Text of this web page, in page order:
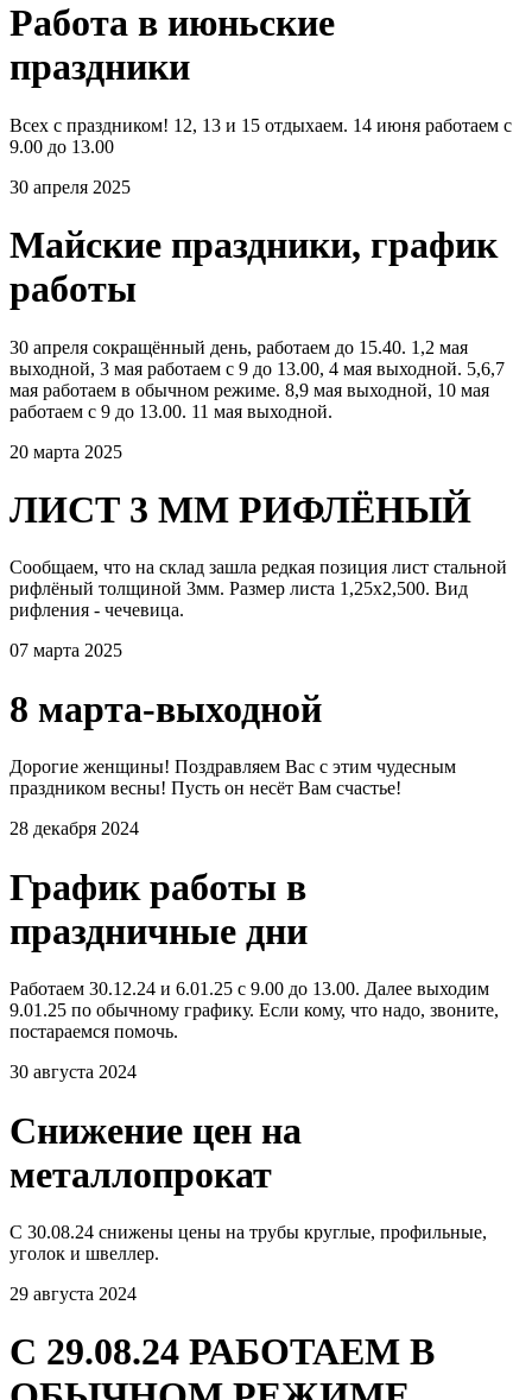
Работа в июньские
праздники
Всех с праздником! 12, 13 и 15 отдыхаем. 14 июня работаем с
9.00 до 13.00
30 апреля 2025
Майские праздники, график
работы
30 апреля сокращённый день, работаем до 15.40. 1,2 мая
выходной, 3 мая работаем с 9 до 13.00, 4 мая выходной. 5,6,7
мая работаем в обычном режиме. 8,9 мая выходной, 10 мая
работаем с 9 до 13.00. 11 мая выходной.
20 марта 2025
ЛИСТ 3 ММ РИФЛЁНЫЙ
Сообщаем, что на склад зашла редкая позиция лист стальной
рифлёный толщиной 3мм. Размер листа 1,25х2,500. Вид
рифления - чечевица.
07 марта 2025
8 марта-выходной
Дорогие женщины! Поздравляем Вас с этим чудесным
праздником весны! Пусть он несёт Вам счастье!
28 декабря 2024
График работы в
праздничные дни
Работаем 30.12.24 и 6.01.25 с 9.00 до 13.00. Далее выходим
9.01.25 по обычному графику. Если кому, что надо, звоните,
постараемся помочь.
30 августа 2024
Снижение цен на
металлопрокат
С 30.08.24 снижены цены на трубы круглые, профильные,
уголок и швеллер.
29 августа 2024
С 29.08.24 РАБОТАЕМ В